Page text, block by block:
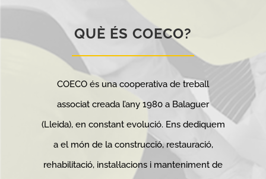
QUÈ ÉS COECO?
COECO és una cooperativa de treball
associat creada l’any 1980 a Balaguer
(Lleida), en constant evolució. Ens dediquem
a el món de la construcció, restauració,
rehabilitació, instal·lacions i manteniment de